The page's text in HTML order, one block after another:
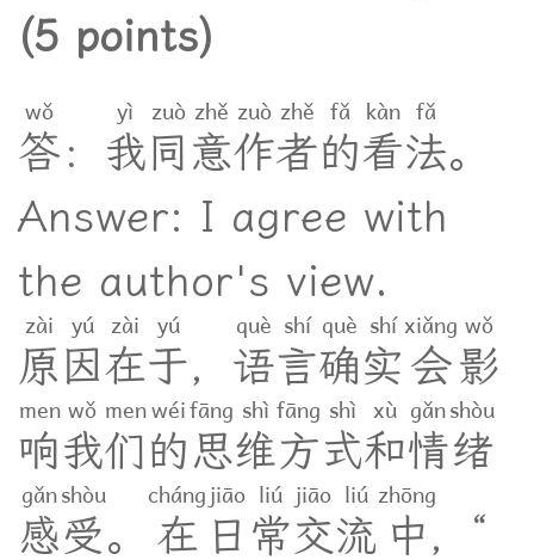
(5 points)
答
wǒ
： 我
yì
同
zuò
意
zhě
作
zuò
者
zhě
的
fǎ
看
kàn
法
fǎ
。
Answer: I agree with
the author's view.
原
zài
因
yú
在
zài
于
yú
， 语
què
言
shí
确
què
实
shí
会
xiǎng
影
wǒ
响
men
我
wǒ
们
men
的
wéi
思
fāng
维
shì
方
fāng
式
shì
和
xù
情
gǎn
绪
shòu
感
gǎn
受
shòu
。 在
cháng
日
jiāo
常
liú
交
jiāo
流
liú
中
zhōng
， “